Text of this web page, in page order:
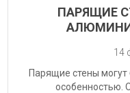
ПАРЯЩИЕ
14
Парящие стены могут
особенностью.